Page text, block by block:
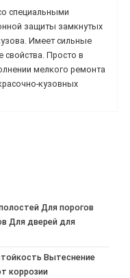
специальными
защиты замкнутых
Имеет сильные
Просто в
мелкого ремонта
кузовных
Для порогов
Для дверей для
Вытеснение
коррозии